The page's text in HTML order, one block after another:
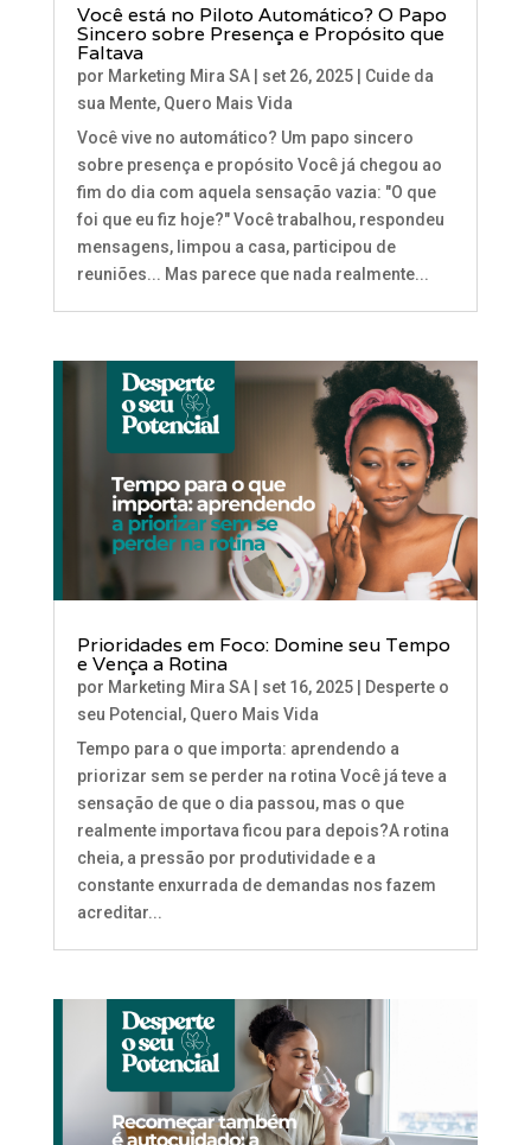
Você está no Piloto Automático? O Papo
Sincero sobre Presença e Propósito que
Faltava
por Marketing Mira SA| set 26, 2025| Cuide da
sua Mente, Quero Mais Vida
Você vive no automático? Um papo sincero
sobre presença e propósito Você já chegou ao
fim do dia com aquela sensação vazia: "O que
foi que eu fiz hoje?" Você trabalhou, respondeu
mensagens, limpou a casa, participou de
reuniões... Mas parece que nada realmente...
Prioridades em Foco: Domine seu Tempo
e Vença a Rotina
por Marketing Mira SA| set 16, 2025|
Desperte o
seu Potencial , Quero Mais Vida
Tempo para o que importa: aprendendo a
priorizar sem se perder na rotina Você já teve a
sensação de que o dia passou, mas o que
realmente importava ficou para depois?A rotina
cheia, a pressão por produtividade e a
constante enxurrada de demandas nos fazem
acreditar...